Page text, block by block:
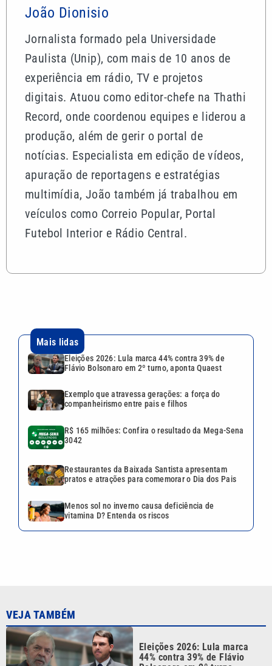
João Dionisio
Jornalista formado pela Universidade
Paulista (Unip), com mais de 10 anos de
experiência em rádio, TV e projetos
digitais. Atuou como editor-chefe na Thathi
Record, onde coordenou equipes e liderou a
produção, além de gerir o portal de
notícias. Especialista em edição de vídeos,
apuração de reportagens e estratégias
multimídia, João também já trabalhou em
veículos como Correio Popular, Portal
Futebol Interior e Rádio Central.
Mais lidas
Eleições 2026: Lula marca 44% contra 39% de
Flávio Bolsonaro em 2º turno, aponta Quaest
Exemplo que atravessa gerações: a força do
companheirismo entre pais e filhos
R$ 165 milhões: Confira o resultado da Mega-Sena
3042
Restaurantes da Baixada Santista apresentam
pratos e atrações para comemorar o Dia dos Pais
Menos sol no inverno causa deficiência de
vitamina D? Entenda os riscos
44% contra 39% de Flávio
aponta Quaest